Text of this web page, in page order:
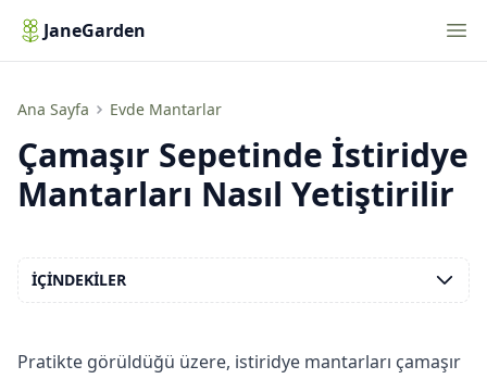
JaneGarden
Ana Sayfa Evde Mantarlar
Çamaşır Sepetinde İstiridye Mantarları Nasıl Yetiştirilir
Çamaşır Sepetinde İstiridye
Mantarları Nasıl Yetiştirilir
Pratikte görüldüğü üzere, istiridye mantarları çamaşır
İÇINDEKILER